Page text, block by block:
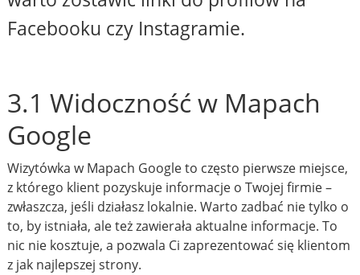
Facebooku czy Instagramie.
3.1 Widoczność w Mapach
Google
Wizytówka w Mapach Google to często pierwsze miejsce,
z którego klient pozyskuje informacje o Twojej firmie –
zwłaszcza, jeśli działasz lokalnie. Warto zadbać nie tylko o
to, by istniała, ale też zawierała aktualne informacje. To
nic nie kosztuje, a pozwala Ci zaprezentować się klientom
z jak najlepszej strony.